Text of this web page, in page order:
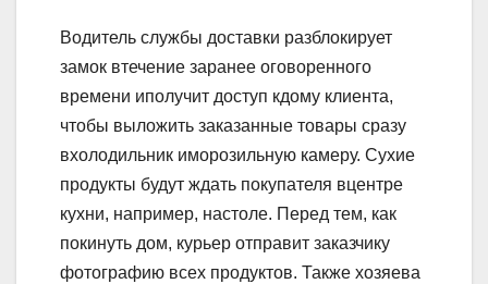
Водитель службы доставки разблокирует
замок втечение заранее оговоренного
времени иполучит доступ кдому клиента,
чтобы выложить заказанные товары сразу
вхолодильник иморозильную камеру. Сухие
продукты будут ждать покупателя вцентре
кухни, например, настоле. Перед тем, как
покинуть дом, курьер отправит заказчику
фотографию всех продуктов. Также хозяева